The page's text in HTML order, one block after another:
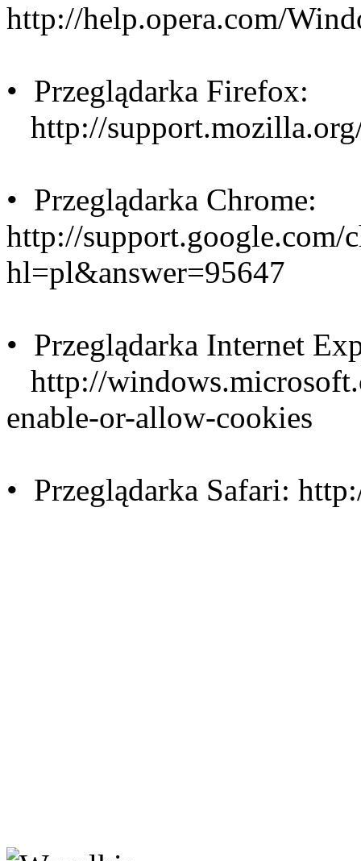
http://help.opera.com/
• Przeglądarka Firefox:
http://support.mozilla.org/
• Przeglądarka Chrome:
http://support.google.com/
hl=pl&answer=95647
• Przeglądarka Internet
http://
enable-or-allow-cookies
• Przeglądarka Safari: